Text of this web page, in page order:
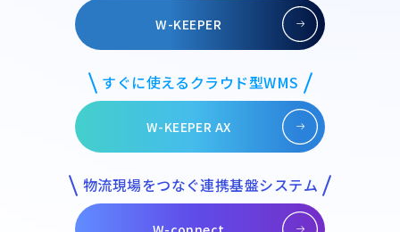
W-KEEPER
すぐに使えるクラウド型WMS
W-KEEPER AX
物流現場をつなぐ連携基盤システム